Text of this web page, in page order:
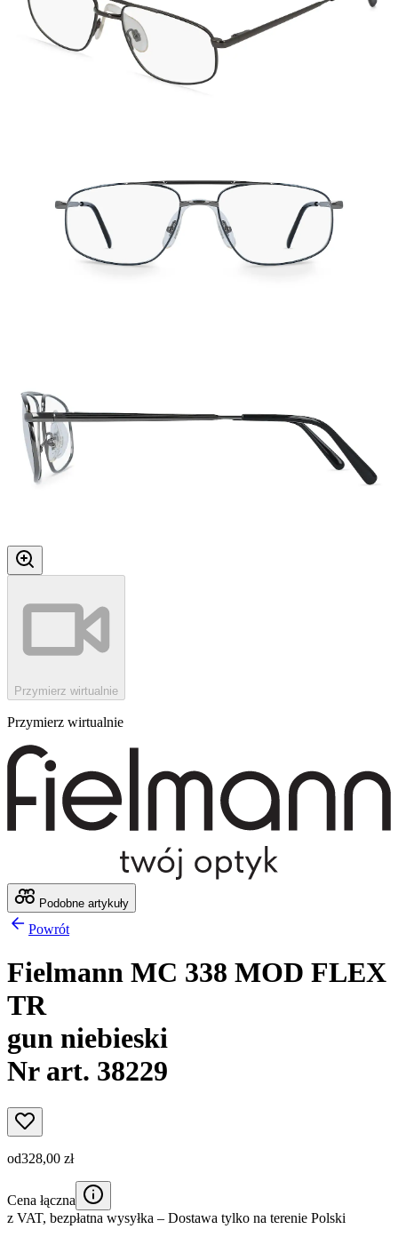
Przymierz wirtualnie
Przymierz wirtualnie
Podobne artykuły
Powrót
Fielmann MC 338 MOD FLEX
TR
gun niebieski
Nr art. 38229
od328,00 zł
Cena łączna
z VAT, bezpłatna wysyłka – Dostawa tylko na terenie Polski